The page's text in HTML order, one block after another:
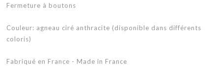
Fermeture à boutons
Couleur: agneau ciré anthracite (disponible dans différents
coloris)
Fabriqué en France - Made in France